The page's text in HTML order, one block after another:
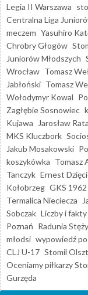
Legia II Warszawa
Centralna Liga
meczem Yasuhiro
Chrobry Głogów
Juniorów Młodszych
Wrocław Tomasz
Jabłoński Tomasz
Wołodymyr Kowal
Zagłębie Sosnowiec
Kujawa
Jarosław
MKS Kluczbork
Jakub Mosakowski
koszykówka Tomasz
Tanczyk Ernest
Kołobrzeg GKS
Termalica Nieciecza
Sobczak Liczby i fakty
Poznań Radunia
młodsi wypowiedź
CLJ U-17 Stomil
Oceniamy piłkarzy
Gurzęda